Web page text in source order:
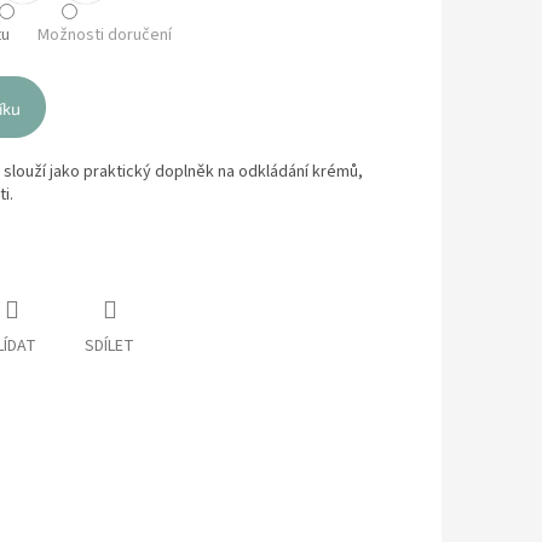
Možnosti doručení
jako praktický doplněk na odkládání krémů,
SDÍLET